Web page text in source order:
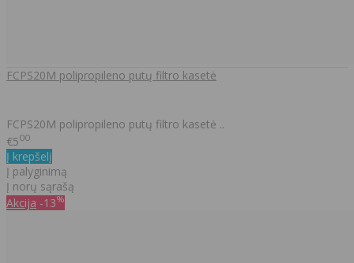
FCPS20M polipropileno putų filtro kasetė
FCPS20M polipropileno putų filtro kasetė ..
€500
Į krepšelį
Į palyginimą
Į norų sąrašą
Akcija -13%